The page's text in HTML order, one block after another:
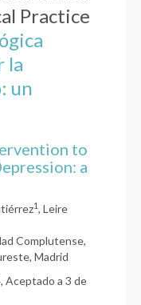
Practice
la
un
to
a
1 , Leire
Complutense,
Madrid
Aceptado a 3 de